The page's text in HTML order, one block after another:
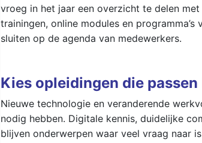
vroeg in het jaar een overzicht te delen
trainingen, online modules en
sluiten op de agenda van medewerkers.
Kies opleidingen die
Nieuwe technologie en veranderende
nodig hebben. Digitale kennis, duidelijke
blijven onderwerpen waar veel vraag naar